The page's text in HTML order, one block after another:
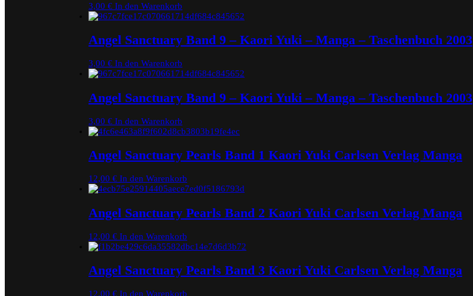
3,00 € In den Warenkorb
Angel Sanctuary Band 9 – Kaori Yuki – Manga – Taschenbuch 2003
3,00 € In den Warenkorb
Angel Sanctuary Band 9 – Kaori Yuki – Manga – Taschenbuch 2003
3,00 € In den Warenkorb
Angel Sanctuary Pearls Band 1 Kaori Yuki Carlsen Verlag Manga
12,00 € In den Warenkorb
Angel Sanctuary Pearls Band 2 Kaori Yuki Carlsen Verlag Manga
12,00 € In den Warenkorb
Angel Sanctuary Pearls Band 3 Kaori Yuki Carlsen Verlag Manga
12,00 € In den Warenkorb